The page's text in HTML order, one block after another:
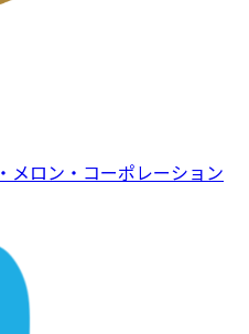
メロン・コーポレーション